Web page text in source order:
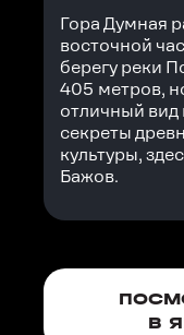
Гора Думная
восточной
берегу реки
405 метров,
отличный вид
секреты
культуры,
Бажов.
В